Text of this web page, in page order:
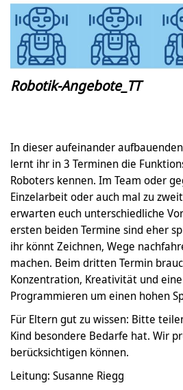
Robotik-Angebote_TT
In dieser aufeinander
lernt ihr in 3 Terminen die
Roboters kennen. Im Team oder
Einzelarbeit oder auch mal zu
erwarten euch unterschiedliche
ersten beiden Termine sind eher
ihr könnt Zeichnen, Wege
machen. Beim dritten Termin
Konzentration, Kreativität und
Programmieren um einen hohen
Für Eltern gut zu wissen: Bitte
Kind besondere Bedarfe hat. Wir
berücksichtigen können.
Leitung: Susanne Riegg